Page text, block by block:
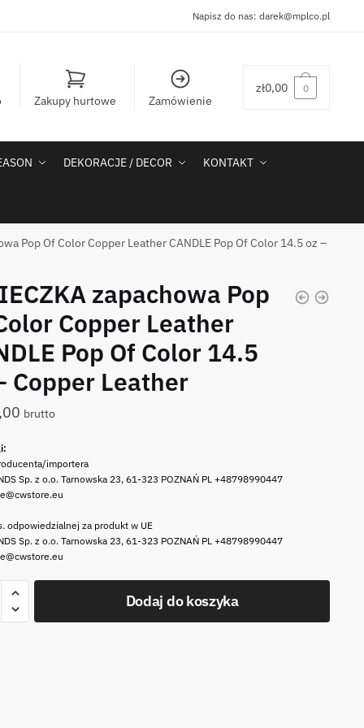
Napisz do nas:darek@mplco.pl
Zakupy hurtowe Zamówienie
zł0,00 0
DEKORACJE / DECOR KONTAKT
Pop Of Color Copper Leather CANDLE Pop Of Color 14.5 oz –
zapachowa Pop
Copper Leather
Pop Of Color 14.5
Copper Leather
brutto
importera
Sp. z o.o. Tarnowska 23, 61-323 POZNAŃ PL +48798990447
odpowiedzialnej za produkt w UE
Sp. z o.o. Tarnowska 23, 61-323 POZNAŃ PL +48798990447
Dodaj do koszyka